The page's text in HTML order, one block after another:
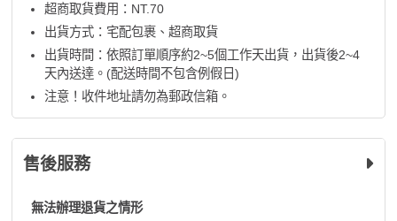
超商取貨費用：NT.70
出貨方式：宅配包裹、超商取貨
出貨時間：依照訂單順序約2~5個工作天出貨，出貨後2~4
天內送達。(配送時間不包含例假日)
注意！收件地址請勿為郵政信箱。
售後服務
無法辦理退貨之情形